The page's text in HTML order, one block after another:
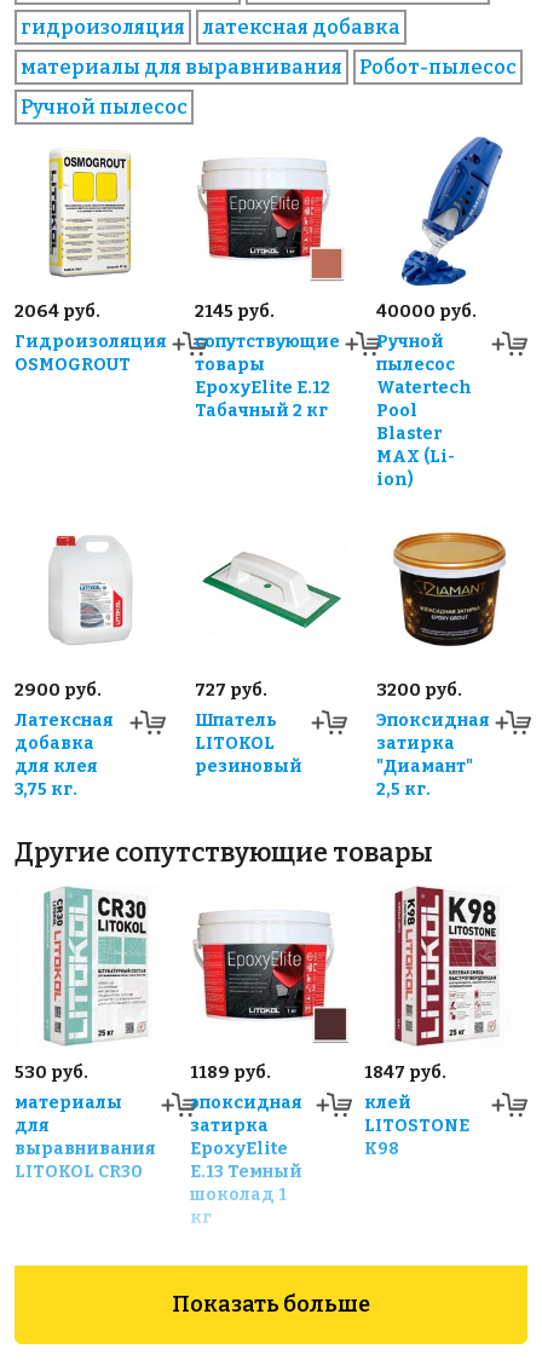
гидроизоляция
латексная добавка
материалы для выравнивания
Робот-пылесос
Ручной пылесос
2064 руб.
Гидроизоляция
OSMOGROUT
2145 руб.
сопутствующие
товары
EpoxyElite E.12
Табачный 2 кг
40000 руб.
Ручной
пылесос
Watertech
Pool
Blaster
MAX (Li-
ion)
2900 руб.
Латексная
добавка
для клея
3,75 кг.
727 руб.
Шпатель
LITOKOL
резиновый
3200 руб.
Эпоксидная
затирка
"Диамант"
2,5 кг.
Другие сопутствующие товары
530 руб.
материалы
для
выравнивания
LITOKOL CR30
1189 руб.
эпоксидная
затирка
EpoxyElite
E.13 Темный
шоколад 1
кг
1847 руб.
клей
LITOSTONE
K98
Показать больше